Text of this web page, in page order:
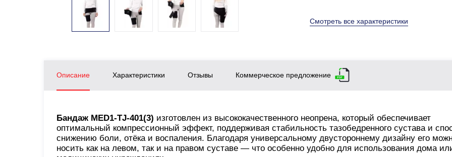
Смотреть все характеристики
Описание Характеристики Отзывы Коммерческое предложение
Бандаж MED1‑TJ‑401(3) изготовлен из высококачественного неопрена, который обеспечивает
оптимальный компрессионный эффект, поддерживая стабильность тазобедренного сустава и
снижению боли, отёка и воспаления. Благодаря универсальному двустороннему дизайну его
носить как на левом, так и на правом суставе — что особенно удобно для использования дома